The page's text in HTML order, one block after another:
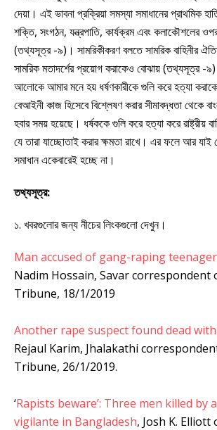
দেয়া। এই ভাবনা প্রক্রিয়া সমস্যা সমাধানের প্রাথমিক
শক্তি, সংগঠন, যন্ত্রপাতি, কার্যক্রম এবং কলাকৌশলের
(তথ্যসূত্র -৯)। সামরিকীকরণ বলতে সামরিক বাহিনীর
সামরিক মতাদর্শের প্রয়োগ করাকেও বোঝায় (তথ্যসূত্র -
আলোকে আমার মনে হয় ধর্ষণকারীকে গুলি করে হত্যা করাকে
বেআইনী কাজ হিসেবে বিশ্লেষণ করার সীমাবদ্ধতা থেকে
হবার সময় হয়েছে। ধর্ষককে গুলি করে হত্যা করে রাষ্ট্রীয়
যে তারা যাচ্ছোতাই করার ক্ষমতা রাখে। এর ফলে আর যাই
সমাধান একেবারেই হচ্ছে না।
তথ্যসূত্র:
১. খবরগুলোর জন্য নীচের লিংকগুলো দেখুন।
Man accused of gang-raping
Nadim Hossain, Savar correspondent
Tribune, 18/1/2019
Another rape suspect found dead
Rejaul Karim, Jhalakathi
Tribune, 26/1/2019.
‘Rapists beware’: Three men killed by
vigilante in Bangladesh, Josh K.